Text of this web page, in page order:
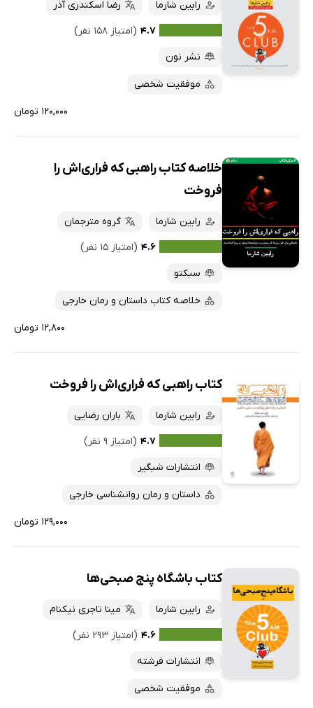
رابین شارما
رضا اسکندری آذر
۴.۷ (امتیاز ۱۵۸ نفر)
نشر نون
موفقیت شخصی
۱۲۰,۰۰۰ تومان
خلاصه کتاب راهبی که فراری‌اش را
فروخت
رابین شارما
گروه مترجمان
۴.۶ (امتیاز ۱۵ نفر)
سبکتو
خلاصه کتاب داستان و رمان خارجی
۱۲,۸۰۰ تومان
کتاب راهبی که فراری‌اش را فروخت
رابین شارما
باران رضایی
۴.۷ (امتیاز ۹ نفر)
انتشارات شبگیر
داستان و رمان روانشناسی خارجی
۱۲۹,۰۰۰ تومان
کتاب باشگاه پنج صبحی‌ها
رابین شارما
مینا تاجری نیکنام
۴.۶ (امتیاز ۲۹۳ نفر)
انتشارات فرشته
موفقیت شخصی